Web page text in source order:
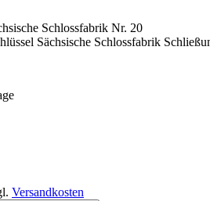
Schlossfabrik Nr. 20
Sächsische Schlossfabrik
Versandkosten